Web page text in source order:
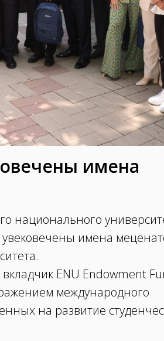
имена
национального
имена
ENU Endowment
международного
на развитие